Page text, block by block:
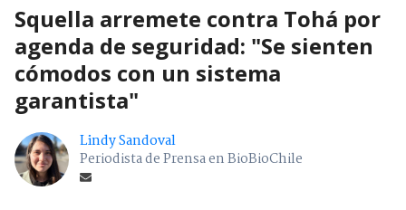
Squella arremete contra Tohá por
agenda de seguridad: "Se sienten
cómodos con un sistema
garantista"
Lindy Sandoval
Periodista de Prensa en BioBioChile